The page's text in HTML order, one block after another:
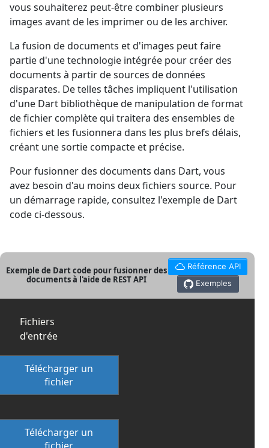
vous souhaiterez peut-être combiner plusieurs
images avant de les imprimer ou de les archiver.
La fusion de documents et d'images peut faire
partie d'une technologie intégrée pour créer des
documents à partir de sources de données
disparates. De telles tâches impliquent l'utilisation
d'une Dart bibliothèque de manipulation de format
de fichier complète qui traitera des ensembles de
fichiers et les fusionnera dans les plus brefs délais,
créant une sortie compacte et précise.
Pour fusionner des documents dans Dart, vous
avez besoin d'au moins deux fichiers source. Pour
un démarrage rapide, consultez l'exemple de Dart
code ci-dessous.
Exemple de Dart code pour fusionner des
documents à l'aide de REST API
Référence API
Exemples
Fichiers
d'entrée
Télécharger un
fichier
Télécharger un